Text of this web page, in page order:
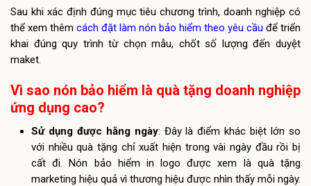
Sau khi xác định đúng mục tiêu chương trình, doanh nghiệp có
thể xem thêm cách đặt làm nón bảo hiểm theo yêu cầu để triển
khai đúng quy trình từ chọn mẫu, chốt số lượng đến duyệt
maket.
Vì sao nón bảo hiểm là quà tặng doanh nghiệp
ứng dụng cao?
Sử dụng được hằng ngày: Đây là điểm khác biệt lớn so
với nhiều quà tặng chỉ xuất hiện trong vài ngày đầu rồi bị
cất đi. Nón bảo hiểm in logo được xem là quà tặng
marketing hiệu quả vì thương hiệu được nhìn thấy mỗi ngày.